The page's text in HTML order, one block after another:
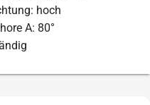
hoch
A: 80°